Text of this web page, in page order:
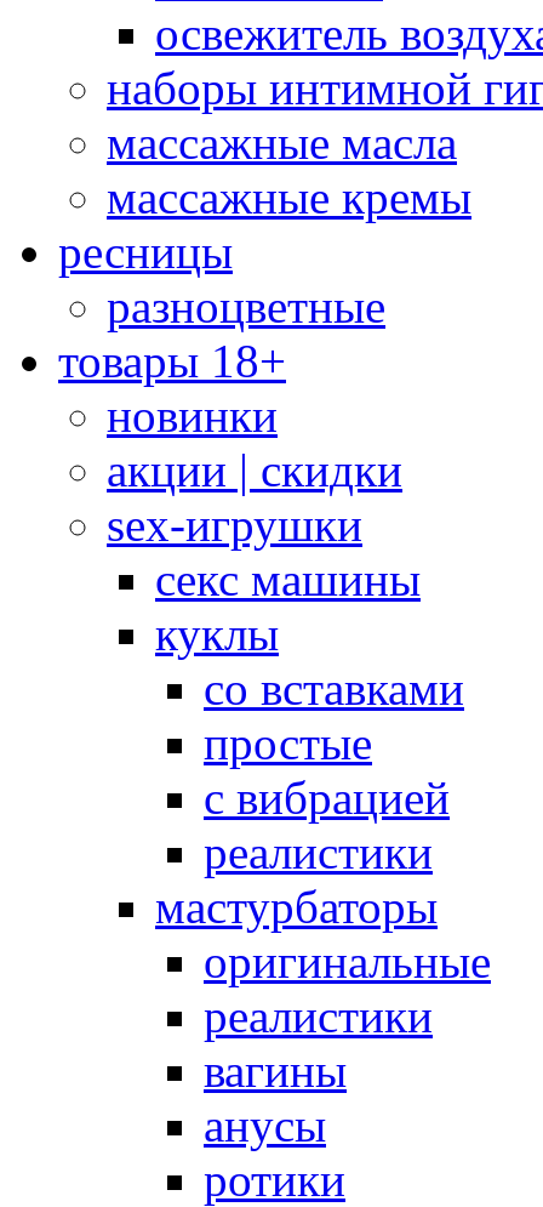
освежитель
наборы интимной
массажные масла
массажные кремы
ресницы
разноцветные
товары 18+
новинки
акции | скидки
sex-игрушки
секс машины
куклы
со вставками
простые
с вибрацией
реалистики
мастурбаторы
оригинальные
реалистики
вагины
анусы
ротики